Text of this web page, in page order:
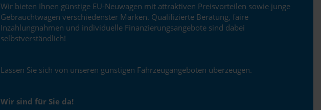
Wir bieten Ihnen günstige EU-Neuwagen mit attraktiven Preisvorteilen sowie junge
Gebrauchtwagen verschiedenster Marken. Qualifizierte Beratung, faire
Inzahlungnahmen und individuelle Finanzierungsangebote sind dabei
selbstverständlich!
Lassen Sie sich von unseren günstigen Fahrzeugangeboten überzeugen.
Wir sind für Sie da!